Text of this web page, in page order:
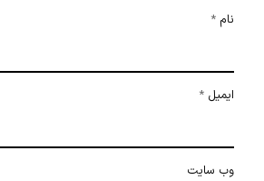
نام *
ایمیل *
وب‌ سایت